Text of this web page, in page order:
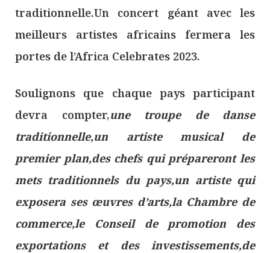
traditionnelle.Un concert géant avec les
meilleurs artistes africains fermera les
portes de l’Africa Celebrates 2023.
Soulignons que chaque pays participant
devra compter,une troupe de danse
traditionnelle,un artiste musical de
premier plan,des chefs qui prépareront les
mets traditionnels du pays,un artiste qui
exposera ses œuvres d’arts,la Chambre de
commerce,le Conseil de promotion des
exportations et des investissements,de